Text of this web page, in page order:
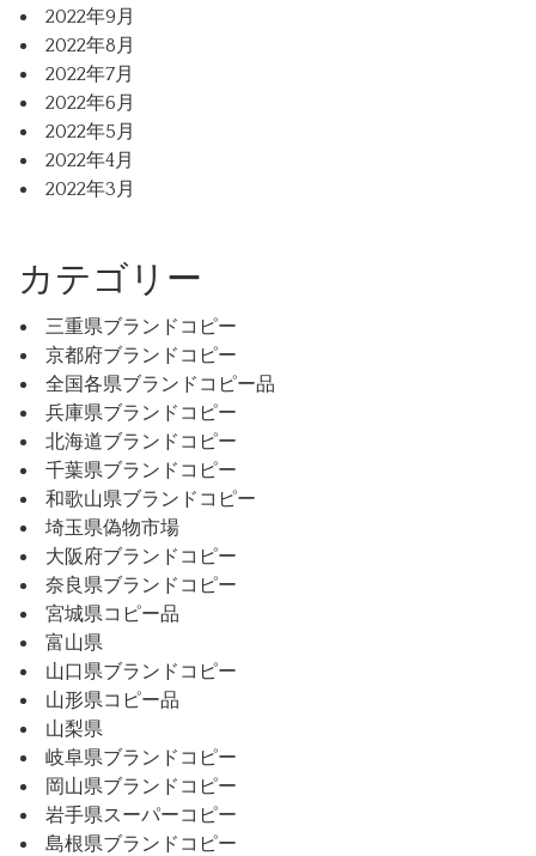
2022年9月
2022年8月
2022年7月
2022年6月
2022年5月
2022年4月
2022年3月
カテゴリー
三重県ブランドコピー
京都府ブランドコピー
全国各県ブランドコピー品
兵庫県ブランドコピー
北海道ブランドコピー
千葉県ブランドコピー
和歌山県ブランドコピー
埼玉県偽物市場
大阪府ブランドコピー
奈良県ブランドコピー
宮城県コピー品
富山県
山口県ブランドコピー
山形県コピー品
山梨県
岐阜県ブランドコピー
岡山県ブランドコピー
岩手県スーパーコピー
島根県ブランドコピー